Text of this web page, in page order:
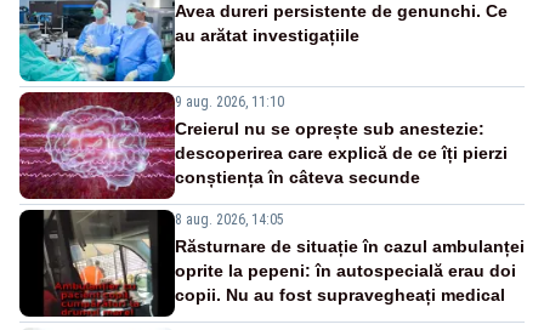
Avea dureri persistente de genunchi. Ce
au arătat investigațiile
9 aug. 2026, 11:10
Creierul nu se oprește sub anestezie:
descoperirea care explică de ce îți pierzi
conștiența în câteva secunde
8 aug. 2026, 14:05
Răsturnare de situație în cazul ambulanței
oprite la pepeni: în autospecială erau doi
copii. Nu au fost supravegheați medical